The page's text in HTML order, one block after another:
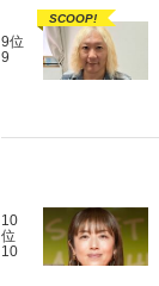
9位
9
SCOOP!
10
位
10